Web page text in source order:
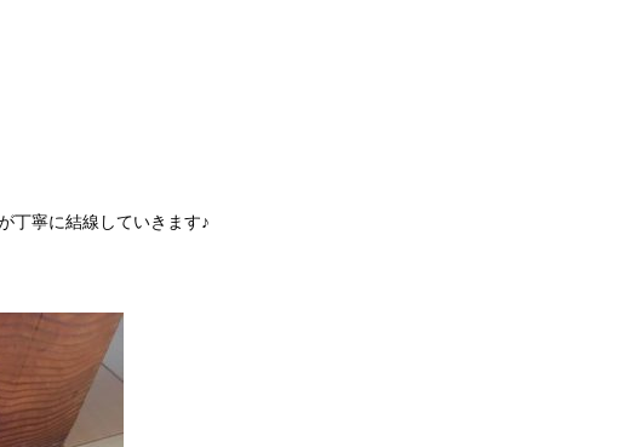
丁寧に結線していきます♪